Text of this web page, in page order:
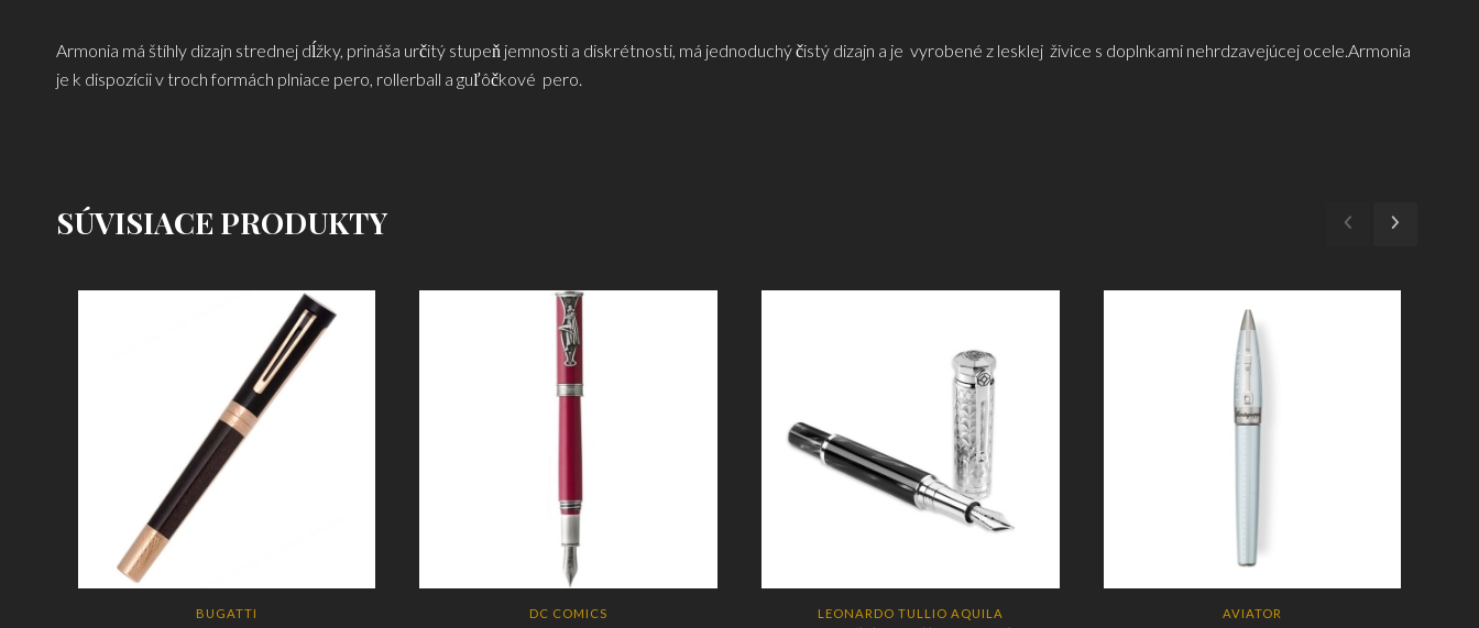
Armonia má štíhly dizajn strednej dĺžky, prináša určitý stupeň jemnosti a diskrétnosti, má jednoduchý čistý dizajn a je vyrobené z lesklej živice s doplnkami nehrdzavejúcej ocele.Armonia
je k dispozícii v troch formách plniace pero, rollerball a guľôčkové pero.
SÚVISIACE PRODUKTY
BUGATTI DC COMICS LEONARDO TULLIO AQUILA AVIATOR